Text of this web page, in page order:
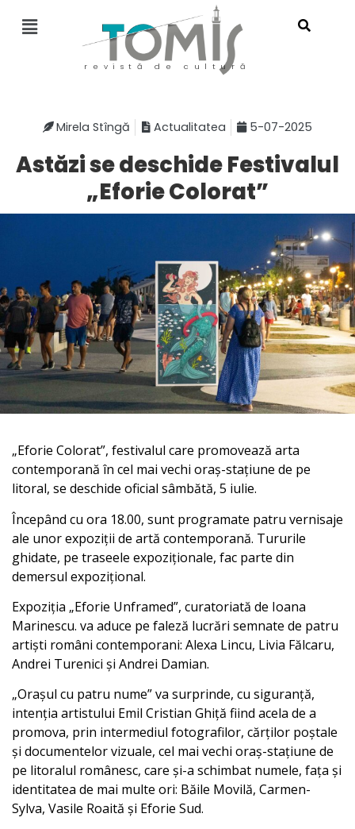
revistă de cultură
Mirela Stîngă Actualitatea 5-07-2025
Astăzi se deschide Festivalul
„Eforie Colorat”
„Eforie Colorat”, festivalul care promovează arta
contemporană în cel mai vechi oraș-stațiune de pe
litoral, se deschide oficial sâmbătă, 5 iulie.
Începând cu ora 18.00, sunt programate patru vernisaje
ale unor expoziții de artă contemporană. Tururile
ghidate, pe traseele expoziționale, fac parte din
demersul expozițional.
Expoziția „Eforie Unframed”, curatoriată de Ioana
Marinescu. va aduce pe faleză lucrări semnate de patru
artiști români contemporani: Alexa Lincu, Livia Fălcaru,
Andrei Turenici și Andrei Damian.
„Orașul cu patru nume” va surprinde, cu siguranță,
intenția artistului Emil Cristian Ghiță fiind acela de a
promova, prin intermediul fotografilor, cărților poștale
și documentelor vizuale, cel mai vechi oraș-stațiune de
pe litoralul românesc, care și-a schimbat numele, fața și
identitatea de mai multe ori: Băile Movilă, Carmen-
Sylva, Vasile Roaită și Eforie Sud.